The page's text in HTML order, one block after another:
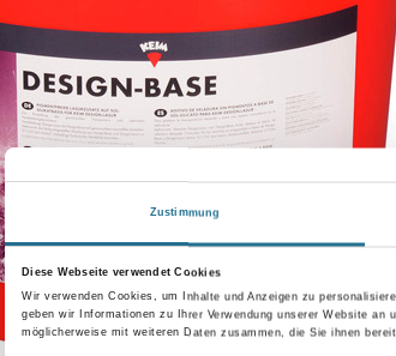
Zustimmung
Diese Webseite verwendet Cookies
Wir verwenden Cookies, um Inhalte und Anzeigen zu
geben wir Informationen zu Ihrer Verwendung unserer Website
möglicherweise mit weiteren Daten zusammen, die Sie ihnen